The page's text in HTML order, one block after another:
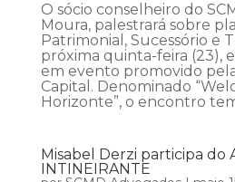
O sócio conselheiro do
Moura, palestrará sobre
Patrimonial, Sucessório e
próxima quinta-feira (23),
em evento promovido
Capital. Denominado
Horizonte”, o encontro
Misabel Derzi participa do
INTINEIRANTE